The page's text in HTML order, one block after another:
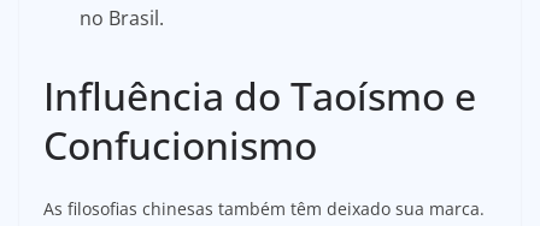
no Brasil.
Influência do Taoísmo e
Confucionismo
As filosofias chinesas também têm deixado sua marca.